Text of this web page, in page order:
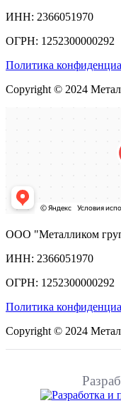
ИНН: 2366051970
ОГРН: 1252300000292
Политика
Copyright © 2024
ООО "Металликом
ИНН: 2366051970
ОГРН: 1252300000292
Политика
Copyright © 2024